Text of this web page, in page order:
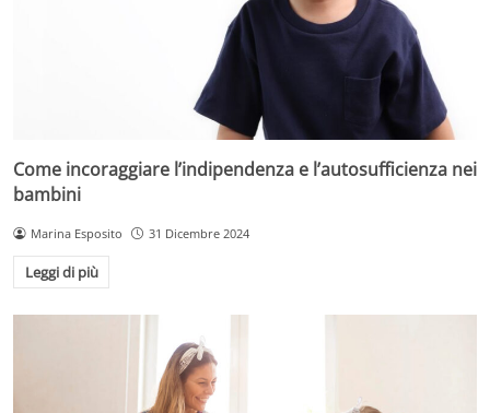
Come incoraggiare l’indipendenza e l’autosufficienza nei
bambini
Marina Esposito 31 Dicembre 2024
Leggi di più